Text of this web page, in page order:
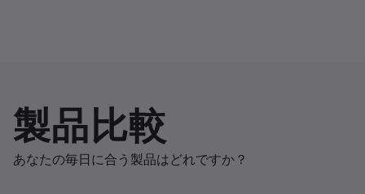
製品比較
あなたの毎日に合う製品はどれですか？